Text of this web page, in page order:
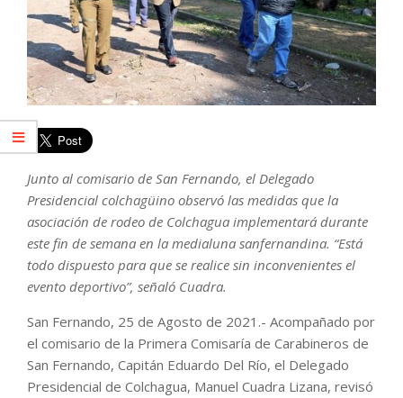
Junto al comisario de San Fernando, el Delegado
Presidencial colchagüino observó las medidas que la
asociación de rodeo de Colchagua implementará durante
este fin de semana en la medialuna sanfernandina. “Está
todo dispuesto para que se realice sin inconvenientes el
evento deportivo”, señaló Cuadra.
San Fernando, 25 de Agosto de 2021.- Acompañado por
el comisario de la Primera Comisaría de Carabineros de
San Fernando, Capitán Eduardo Del Río, el Delegado
Presidencial de Colchagua, Manuel Cuadra Lizana, revisó